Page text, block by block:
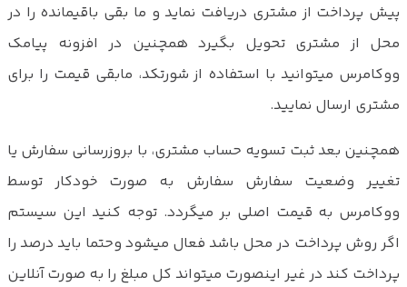
پیش پرداخت از مشتری دریافت نماید و ما بقی باقیمانده را در
محل از مشتری تحویل بگیرد همچنین در افزونه پیامک
ووکامرس میتوانید با استفاده از شورتکد، مابقی قیمت را برای
مشتری ارسال نمایید.
همچنین بعد ثبت تسویه حساب مشتری، با بروزرسانی سفارش یا
تغییر وضعیت سفارش سفارش به صورت خودکار توسط
ووکامرس به قیمت اصلی بر میگردد. توجه کنید این سیستم
اگر روش پرداخت در محل باشد فعال میشود وحتما باید درصد را
پرداخت کند در غیر اینصورت میتواند کل مبلغ را به صورت آنلاین